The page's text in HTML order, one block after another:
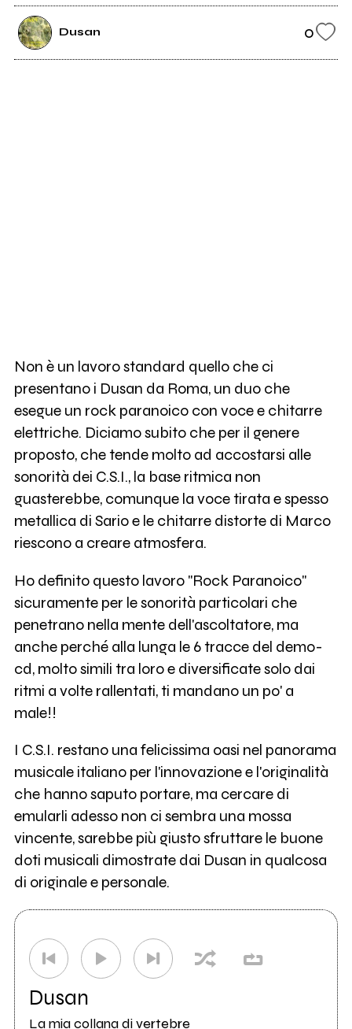
Dusan 0
Non è un lavoro standard quello che ci
presentano i Dusan da Roma, un duo che
esegue un rock paranoico con voce e chitarre
elettriche. Diciamo subito che per il genere
proposto, che tende molto ad accostarsi alle
sonorità dei C.S.I., la base ritmica non
guasterebbe, comunque la voce tirata e spesso
metallica di Sario e le chitarre distorte di Marco
riescono a creare atmosfera.
Ho definito questo lavoro "Rock Paranoico"
sicuramente per le sonorità particolari che
penetrano nella mente dell'ascoltatore, ma
anche perché alla lunga le 6 tracce del demo-
cd, molto simili tra loro e diversificate solo dai
ritmi a volte rallentati, ti mandano un po' a
male!!
I C.S.I. restano una felicissima oasi nel panorama
musicale italiano per l'innovazione e l'originalità
che hanno saputo portare, ma cercare di
emularli adesso non ci sembra una mossa
vincente, sarebbe più giusto sfruttare le buone
doti musicali dimostrate dai Dusan in qualcosa
di originale e personale.
Dusan
La mia collana di vertebre